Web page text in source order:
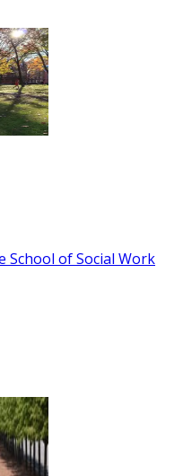
School of Social Work